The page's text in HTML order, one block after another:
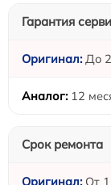
Гарантия
До
12
Срок ремонта
От